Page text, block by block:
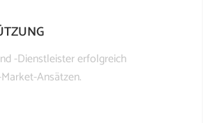
-Dienstleister erfolgreich
Ansätzen.